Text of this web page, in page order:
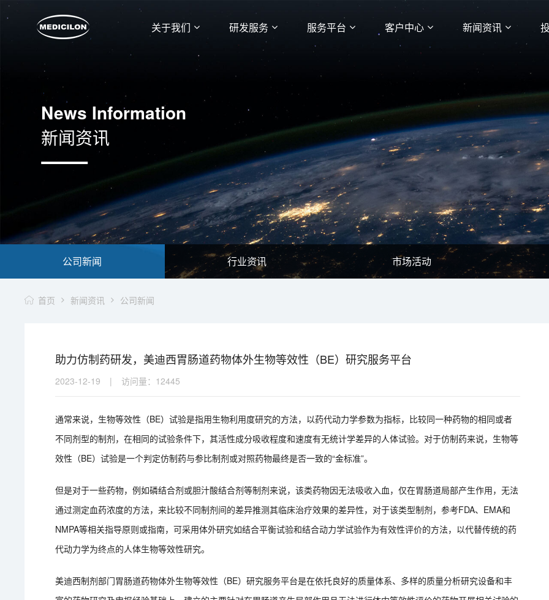
关于我们 研发服务 服务平台 客户中心 新闻资讯
News Information
新闻资讯
公司新闻 行业资讯 市场活动
首页 新闻资讯 公司新闻
助力仿制药研发，美迪西胃肠道药物体外生物等效性（BE）研究服务平台
2023-12-19 | 访问量： 12445
通常来说，生物等效性（BE）试验是指用生物利用度研究的方法，以药代动力学参数为指标，比较同一种药物的相同或者
不同剂型的制剂，在相同的试验条件下，其活性成分吸收程度和速度有无统计学差异的人体试验。对于仿制药来说，生物等
效性（BE）试验是一个判定仿制药与参比制剂或对照药物最终是否一致的“金标准”。
但是对于一些药物，例如磷结合剂或胆汁酸结合剂等制剂来说，该类药物因无法吸收入血，仅在胃肠道局部产生作用，无法
通过测定血药浓度的方法，来比较不同制剂间的差异推测其临床治疗效果的差异性，对于该类型制剂，参考FDA、EMA和
NMPA等相关指导原则或指南，可采用体外研究如结合平衡试验和结合动力学试验作为有效性评价的方法，以代替传统的药
代动力学为终点的人体生物等效性研究。
美迪西制剂部门胃肠道药物体外生物等效性（BE）研究服务平台是在依托良好的质量体系、多样的质量分析研究设备和丰